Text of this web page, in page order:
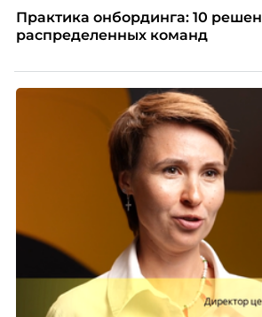
Практика онбординга: 10
распределенных команд